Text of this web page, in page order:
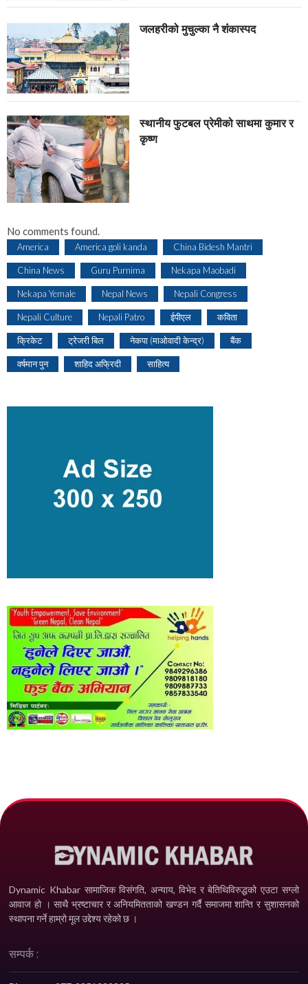
जलहरीको मुचुल्का नै शंंकास्पद
स्थानीय फुटबल प्रेमीको साथमा कुमार र
कृष्ण
No comments found.
America America goli kanda China Bidesh Mantri
China News Guru Purnima Nekapa Maobadi
Nekapa Yemale Nepal News Nepali Congress
Nepali Culture Nepali Patro ईपीएल कविता
क्रिकेट ट्रेजरी बिल नेकपा (माओवादी केन्द्र) बैंक
वर्षमान पुन शाहिद अफ्रिदी साहित्य
Dynamic Khabar सामाजिक विसंगति, अन्याय, विभेद­ र बेतिथिविरुद्धको एउटा सग्लो
आवाज हो । साथै भ्रष्टाचार र अनियमितताको खण्डन गर्दै समाजमा शान्ति र सुशासनको
स्थापना गर्ने हाम्रो मूल उद्देश्य रहेको छ ।
सम्पर्क :